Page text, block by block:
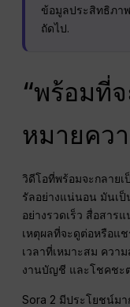
ข้อมูลประสิทธิภา
ถัดไป.
“พร้อมที่
หมายคว
วิดีโอที่พร้อมจะกลาย
รัลอย่างแน่นอน มันเป็
อย่างรวดเร็ว สื่อสาร
เหตุผลที่จะดูต่อหรือแช
เวลาที่เหมาะสม ควา
งานบัญชี และโชคชะ
Sora 2 มีประโยชน์ม